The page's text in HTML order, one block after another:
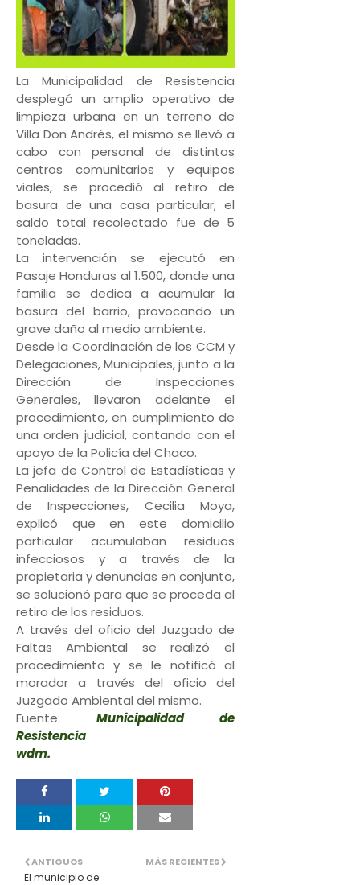
La Municipalidad de Resistencia
desplegó un amplio operativo de
limpieza urbana en un terreno de
Villa Don Andrés, el mismo se llevó a
cabo con personal de distintos
centros comunitarios y equipos
viales, se procedió al retiro de
basura de una casa particular, el
saldo total recolectado fue de 5
toneladas.
La intervención se ejecutó en
Pasaje Honduras al 1.500, donde una
familia se dedica a acumular la
basura del barrio, provocando un
grave daño al medio ambiente.
Desde la Coordinación de los CCM y
Delegaciones, Municipales, junto a la
Dirección de Inspecciones
Generales, llevaron adelante el
procedimiento, en cumplimiento de
una orden judicial, contando con el
apoyo de la Policía del Chaco.
La jefa de Control de Estadísticas y
Penalidades de la Dirección General
de Inspecciones, Cecilia Moya,
explicó que en este domicilio
particular acumulaban residuos
infecciosos y a través de la
propietaria y denuncias en conjunto,
se solucionó para que se proceda al
retiro de los residuos.
A través del oficio del Juzgado de
Faltas Ambiental se realizó el
procedimiento y se le notificó al
morador a través del oficio del
Juzgado Ambiental del mismo.
Fuente: Municipalidad de
Resistencia
wdm.
MÁS RECIENTES
ANTIGUOS
El municipio de